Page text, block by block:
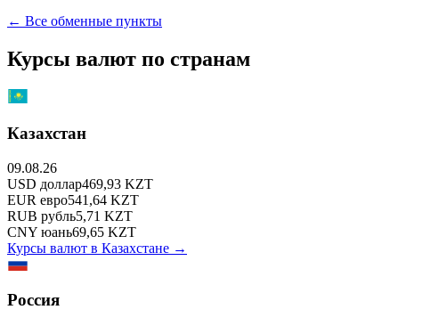
← Все обменные пункты
Курсы валют по странам
Казахстан
09.08.26
USD доллар469,93 KZT
EUR евро541,64 KZT
RUB рубль5,71 KZT
CNY юань69,65 KZT
Курсы валют в Казахстане →
Россия